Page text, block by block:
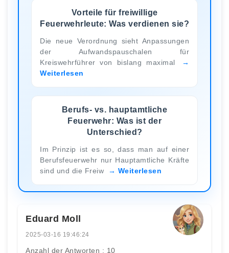
Vorteile für freiwillige
Feuerwehrleute: Was verdienen sie?
Die neue Verordnung sieht Anpassungen
der Aufwandspauschalen für
Kreiswehrführer von bislang maximal
Weiterlesen
Berufs- vs. hauptamtliche
Feuerwehr: Was ist der
Unterschied?
Im Prinzip ist es so, dass man auf einer
Berufsfeuerwehr nur Hauptamtliche Kräfte
sind und die Freiw
Weiterlesen
Eduard Moll
2025-03-16 19:46:24
Anzahl der Antworten : 10